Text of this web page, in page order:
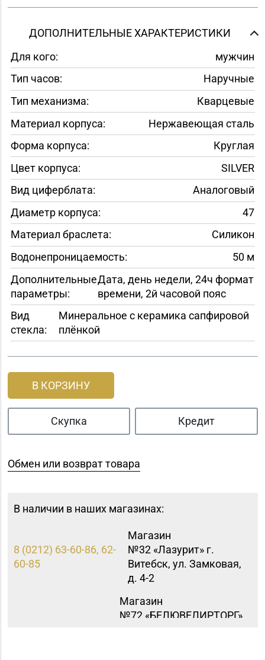
ДОПОЛНИТЕЛЬНЫЕ ХАРАКТЕРИСТИКИ
Для кого:
мужчин
Тип часов:
Наручные
Тип механизма:
Кварцевые
Материал корпуса:
Нержавеющая сталь
Форма корпуса:
Круглая
Цвет корпуса:
SILVER
Вид циферблата:
Аналоговый
Диаметр корпуса:
47
Материал браслета:
Силикон
Водонепроницаемость:
50 м
Дополнительные
параметры:
Дата, день недели, 24ч формат
времени, 2й часовой пояс
Вид
стекла:
Минеральное с керамика сапфировой
плёнкой
В КОРЗИНУ
Скупка Кредит
Обмен или возврат товара
В наличии в наших магазинах:
8 (0212) 63-60-86, 62-
60-85
Магазин
№32 «Лазурит» г.
Витебск, ул. Замковая,
д. 4-2
Магазин
№72 «БЕЛЮВЕЛИРТОРГ»